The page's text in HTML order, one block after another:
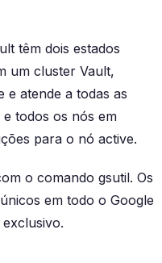
têm dois estados
um cluster Vault,
e atende a todas as
todos os nós em
para o nó active.
o comando gsutil. Os
em todo o Google